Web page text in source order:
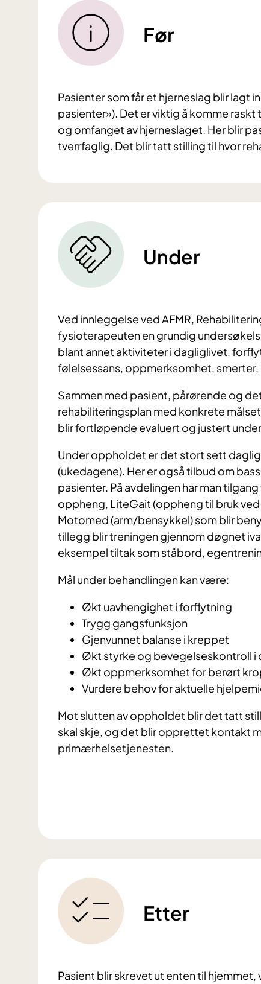
Før
Pasienter som får et hjerneslag blir lagt
pasienter»). Det er viktig å komme
og omfanget av hjerneslaget. Her blir
tverrfaglig. Det blir tatt stilling til hvor
Under
Ved innleggelse ved AFMR,
fysioterapeuten en grundig
blant annet aktiviteter i dagliglivet,
følelsessans, oppmerksomhet,
Sammen med pasient, pårørende og
rehabiliteringsplan med konkrete
blir fortløpende evaluert og justert
Under oppholdet er det stort sett
(ukedagene). Her er også tilbud om
pasienter. På avdelingen har man
oppheng, LiteGait (oppheng til bruk
Motomed (arm/bensykkel) som blir
tillegg blir treningen gjennom døgnet
eksempel tiltak som ståbord,
Mål under behandlingen kan være:
Økt uavhengighet i forflytning
Trygg gangsfunksjon
Gjenvunnet balanse i kreppet
Økt styrke og bevegelseskontroll i
Økt oppmerksomhet for berørt
Vurdere behov for aktuelle
Mot slutten av oppholdet blir det tatt
skal skje, og det blir opprettet kontakt
primærhelsetjenesten.
Etter
Pasient blir skrevet ut enten til